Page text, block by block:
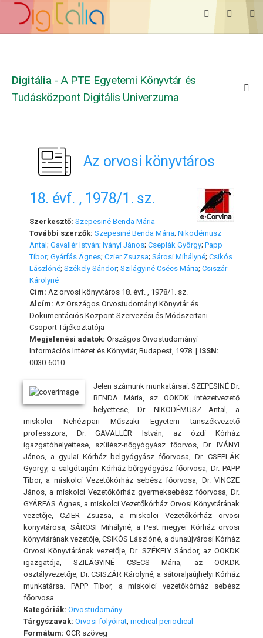
Digitália - A PTE Egyetemi Könyvtár és
Tudásközpont Digitális Univerzuma
Az orvosi könyvtáros
18. évf. , 1978/1. sz.
Szerkesztő: Szepesiné Benda Mária
További szerzők: Szepesiné Benda Mária; Nikodémusz
Antal; Gavallér István; Iványi János; Cseplák György; Papp
Tibor; Gyárfás Ágnes; Czier Zsuzsa; Sárosi Mihályné; Csikós
Lászlóné; Székely Sándor; Szilágyiné Csécs Mária; Csiszár
Károlyné
Cím: Az orvosi könyvtáros 18. évf. , 1978/1. sz.
Alcím: Az Országos Orvostudományi Könyvtár és
Dokumentációs Központ Szervezési és Módszertani
Csoport Tájékoztatója
Megjelenési adatok: Országos Orvostudományi
Információs Intézet és Könyvtár, Budapest, 1978. | ISSN:
0030-6010
Jelen számunk munkatársai: SZEPESINÉ Dr.
BENDA Mária, az OOKDK intézetvezető
helyettese, Dr. NIKODÉMUSZ Antal, a
miskolci Nehézipari Műszaki Egyetem tanszékvezető
professzora, Dr. GAVALLÉR István, az ózdi Kórház
igazgatóhelyettese, szülész-nőgyógyász főorvos, Dr. IVÁNYI
János, a gyulai Kórház belgyógyász főorvosa, Dr. CSEPLÁK
György, a salgótarjáni Kórház bőrgyógyász főorvosa, Dr. PAPP
Tibor, a miskolci Vezetőkórház sebész főorvosa, Dr. VINCZE
János, a miskolci Vezetőkórház gyermeksebész főorvosa, Dr.
GYÁRFÁS Ágnes, a miskolci Vezetőkórház Orvosi Könyvtárának
vezetője, CZIER Zsuzsa, a miskolci Vezetőkórház orvosi
könyvtárosa, SÁROSI Mihályné, a Pest megyei Kórház orvosi
könyvtárának vezetője, CSIKÓS Lászlóné, a dunaújvárosi Kórház
Orvosi Könyvtárának vezetője, Dr. SZÉKELY Sándor, az OOKDK
igazgatója, SZILÁGYINÉ CSECS Mária, az OOKDK
osztályvezetője, Dr. CSISZÁR Károlyné, a sátoraljaújhelyi Kórház
munkatársa. PAPP Tibor, a miskolci vezetőkórház sebész
főorvosa
Kategóriák: Orvostudomány
Tárgyszavak: Orvosi folyóirat medical periodical
Formátum: OCR szöveg